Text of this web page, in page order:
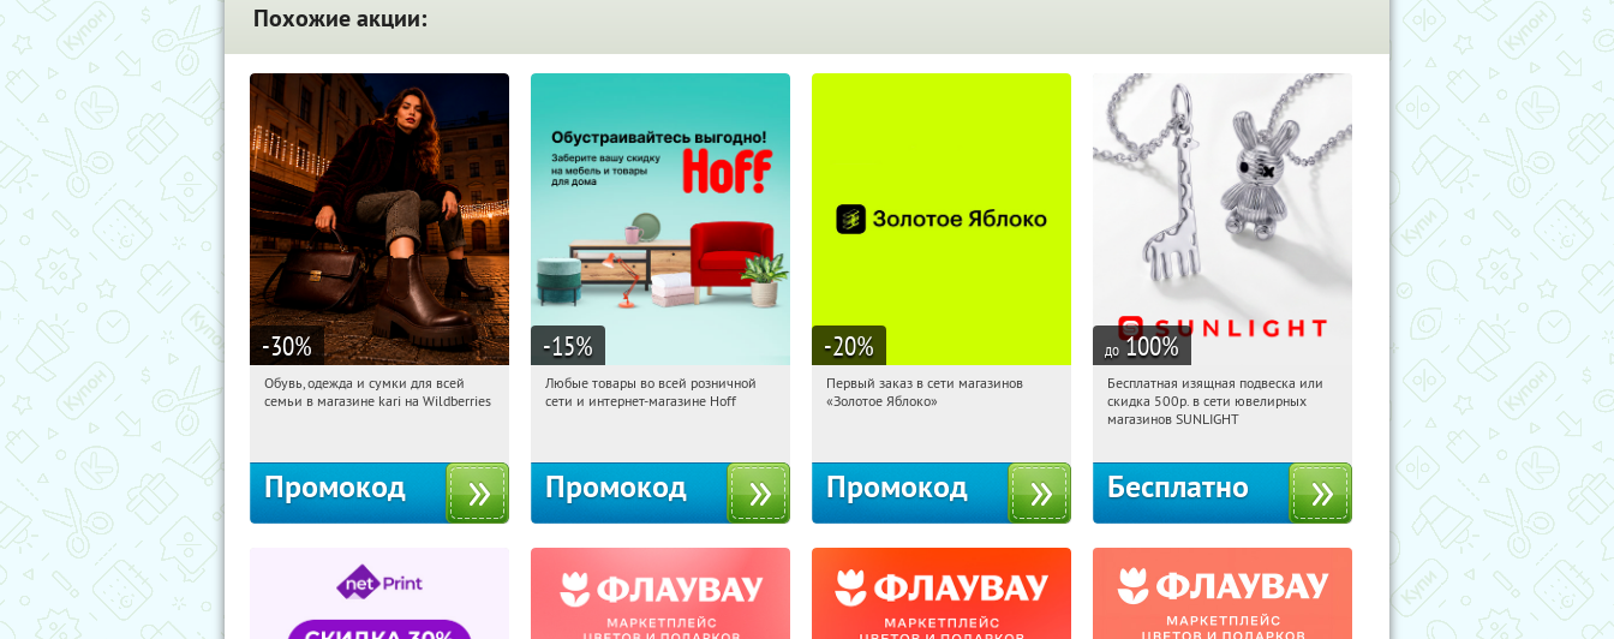
Похожие акции:
-30%
07:47:52 Получили:
Обувь, одежда и сумки для всей
семьи в магазине kari на Wildberries
Промокод
-15%
07:47:52 Получили:
Любые товары во всей розничной
сети и интернет-магазине Hoff
Промокод
-20%
07:47:52
Получи первым!
Первый заказ в сети магазинов
«Золотое Яблоко»
Промокод
до 100%
07:47:52 Получили:
Россия
Бесплатная изящная подвеска или
скидка 500р. в сети ювелирных
магазинов SUNLIGHT
Бесплатно